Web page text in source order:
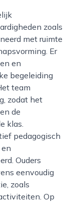
zoals
met ruimte
Er
en
begeleiding
team
zodat het
de
klas.
pedagogisch
Ouders
eenvoudig
zoals
Op